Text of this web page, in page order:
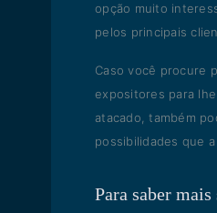
opção muito
pelos principais
Caso você procure
expositores para
atacado, também
possibilidades que
Para saber